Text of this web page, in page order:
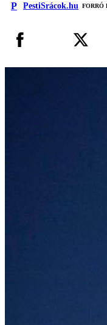
P PestiSrácok.hu FORRÓ